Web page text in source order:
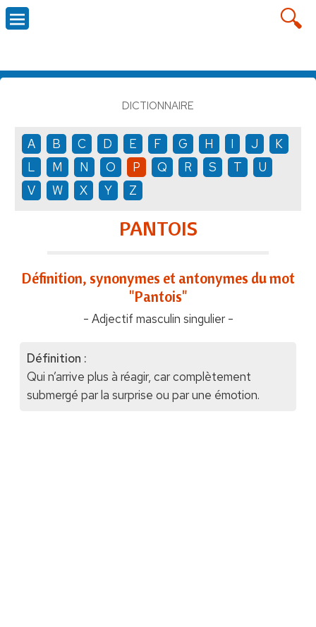
DICTIONNAIRE
A B C D E F G H I J
K
L
M N O P Q R S T
U
V
W X Y Z
PANTOIS
Définition, synonymes et antonymes du mot
"Pantois"
- Adjectif masculin singulier -
Définition :
Qui n’arrive plus à réagir, car complètement
submergé par la surprise ou par une émotion.